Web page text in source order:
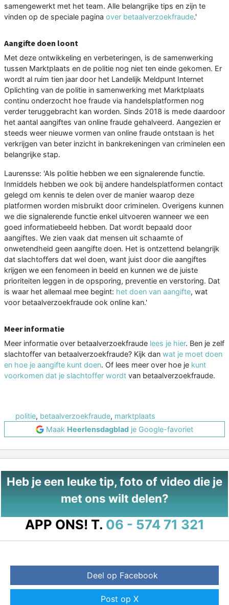
samengewerkt met het team. Alle belangrijke tips en zijn te
vinden op de speciale pagina over betaalverzoekfraude.'
Aangifte doen loont
Met deze ontwikkeling en verbeteringen, is de samenwerking
tussen Marktplaats en de politie nog niet ten einde gekomen. Er
wordt al ruim tien jaar door het Landelijk Meldpunt Internet
Oplichting van de politie in samenwerking met Marktplaats
continu onderzocht hoe fraude via handelsplatformen nog
verder teruggebracht kan worden. Sinds 2018 is mede daardoor
het aantal aangiftes van online fraude gehalveerd. Aangezien er
steeds weer nieuwe vormen van online fraude ontstaan is het
verkrijgen van beter inzicht in bankrekeningen van criminelen een
belangrijke stap.
Laurensse: 'Als politie hebben we een signalerende functie.
Inmiddels hebben we ook bij andere handelsplatformen contact
gelegd om kennis te delen over de manier waarop deze
platformen worden misbruikt door criminelen. Overigens kunnen
we die signalerende functie enkel uitvoeren wanneer we een
goed informatiebeeld hebben. Dat wordt bepaald door
aangiftes. We zien vaak dat mensen uit schaamte of
onwetendheid geen aangifte doen. Het is ontzettend belangrijk
dat slachtoffers dat wel doen, want juist door die aangiftes
krijgen we een fenomeen in beeld en kunnen we de juiste
prioriteiten leggen in de opsporing, preventie en verstoring. Dat
is waar het allemaal mee begint: het doen van aangifte, wat
voor betaalverzoekfraude ook online kan.'
Meer informatie
Meer informatie over betaalverzoekfraude lees je hier. Ben je zelf
slachtoffer van betaalverzoekfraude? Kijk dan wat je moet doen
en hoe je aangifte kunt doen. Of lees meer over hoe je kunt
voorkomen dat je slachtoffer wordt van betaalverzoekfraude.
politie, betaalverzoekfraude, marktplaats
Maak Heerlensdagblad je Google-favoriet
Heb je een leuke tip, foto of video die je
met ons wilt delen?
APP ONS! T. 06 - 574 71 321
Deel op Facebook
Post op X